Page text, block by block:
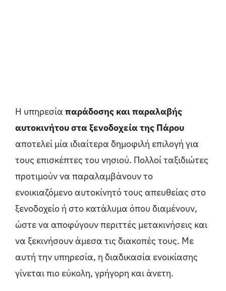
Η υπηρεσία παράδοσης και παραλαβής
αυτοκινήτου στα ξενοδοχεία της Πάρου
αποτελεί μία ιδιαίτερα δημοφιλή επιλογή για
τους επισκέπτες του νησιού. Πολλοί ταξιδιώτες
προτιμούν να παραλαμβάνουν το
ενοικιαζόμενο αυτοκίνητό τους απευθείας στο
ξενοδοχείο ή στο κατάλυμα όπου διαμένουν,
ώστε να αποφύγουν περιττές μετακινήσεις και
να ξεκινήσουν άμεσα τις διακοπές τους. Με
αυτή την υπηρεσία, η διαδικασία ενοικίασης
γίνεται πιο εύκολη, γρήγορη και άνετη.